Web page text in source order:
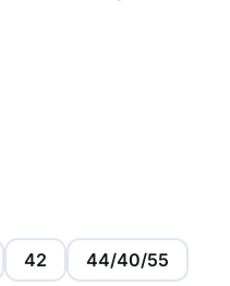
42
44/40/55